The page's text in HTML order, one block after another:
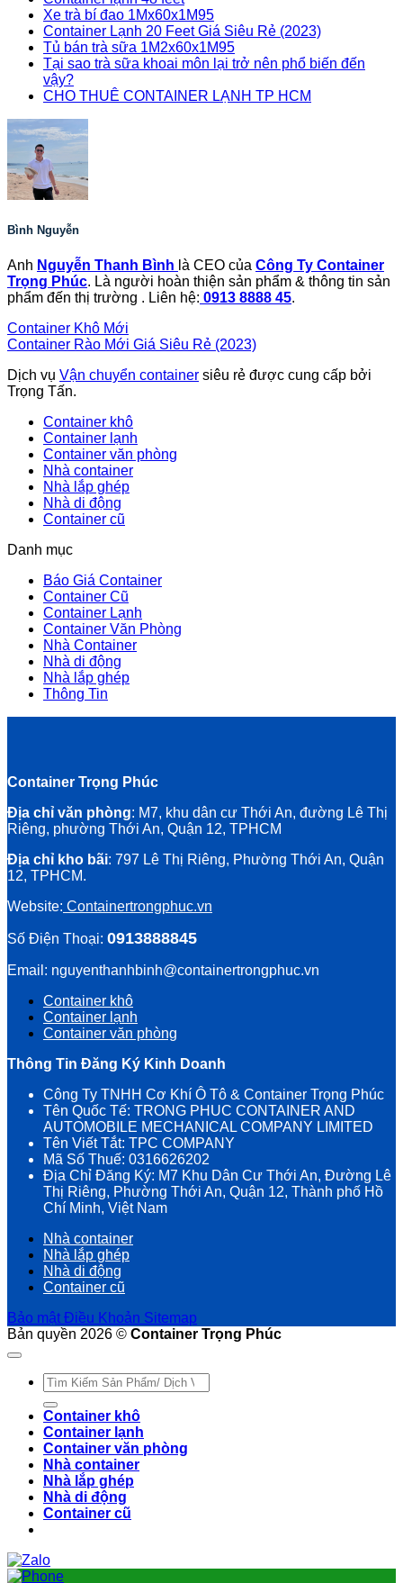
Xe trà bí đao 1Mx60x1M95
Container Lạnh 20 Feet Giá Siêu Rẻ (2023)
Tủ bán trà sữa 1M2x60x1M95
Tại sao trà sữa khoai môn lại trở nên phổ biến đến
vậy?
CHO THUÊ CONTAINER LẠNH TP HCM
Bình Nguyễn
Anh Nguyễn Thanh Bình là CEO của Công Ty Container
Trọng Phúc. Là người hoàn thiện sản phẩm & thông tin sản
phẩm đến thị trường . Liên hệ: 0913 8888 45.
Container Khô Mới
Container Rào Mới Giá Siêu Rẻ (2023)
Dịch vụ Vận chuyển container siêu rẻ được cung cấp bởi
Trọng Tấn.
Container khô
Container lạnh
Container văn phòng
Nhà container
Nhà lắp ghép
Nhà di động
Container cũ
Danh mục
Báo Giá Container
Container Cũ
Container Lạnh
Container Văn Phòng
Nhà Container
Nhà di động
Nhà lắp ghép
Thông Tin
Container Trọng Phúc
Địa chỉ văn phòng: M7, khu dân cư Thới An, đường Lê Thị
Riêng, phường Thới An, Quận 12, TPHCM
Địa chỉ kho bãi: 797 Lê Thị Riêng, Phường Thới An, Quận
12, TPHCM.
Website: Containertrongphuc.vn
Số Điện Thoại: 0913888845
Email: nguyenthanhbinh@containertrongphuc.vn
Container khô
Container lạnh
Container văn phòng
Thông Tin Đăng Ký Kinh Doanh
Công Ty TNHH Cơ Khí Ô Tô & Container Trọng Phúc
Tên Quốc Tế: TRONG PHUC CONTAINER AND
AUTOMOBILE MECHANICAL COMPANY LIMITED
Tên Viết Tắt: TPC COMPANY
Mã Số Thuế: 0316626202
Địa Chỉ Đăng Ký: M7 Khu Dân Cư Thới An, Đường Lê
Thị Riêng, Phường Thới An, Quận 12, Thành phố Hồ
Chí Minh, Việt Nam
Nhà container
Nhà lắp ghép
Nhà di động
Container cũ
Bảo mật Điều Khoản Sitemap
Bản quyền 2026 © Container Trọng Phúc
Tìm
kiếm:
Container khô
Container lạnh
Container văn phòng
Nhà container
Nhà lắp ghép
Nhà di động
Container cũ